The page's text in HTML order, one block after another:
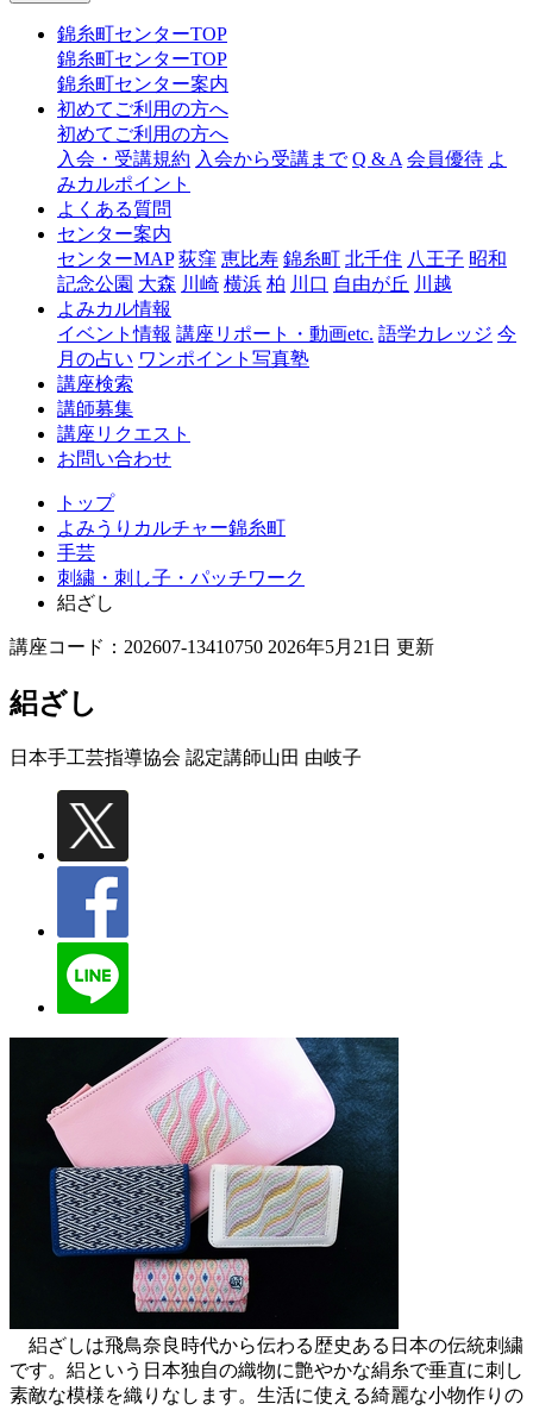
ャ
糸
錦糸町センターTOP
錦糸町センターTOP
錦糸町センター案内
初めてご利用の方へ
初めてご利用の方へ
入会・受講規約 入会から受講まで Q & A 会員優待 よ
みカルポイント
よくある質問
センター案内
センターMAP 荻窪 恵比寿 錦糸町 北千住 八王子 昭和
記念公園 大森 川崎 横浜 柏 川口 自由が丘 川越
よみカル情報
イベント情報 講座リポート・動画etc. 語学カレッジ 今
月の占い ワンポイント写真塾
講座検索
講師募集
講座リクエスト
お問い合わせ
トップ
よみうりカルチャー錦糸町
手芸
刺繍・刺し子・パッチワーク
絽ざし
講座コード：202607-13410750 2026年5月21日 更新
絽ざし
日本手工芸指導協会 認定講師山田 由岐子
絽ざしは飛鳥奈良時代から伝わる歴史ある日本の伝統刺繍
です。絽という日本独自の織物に艶やかな絹糸で垂直に刺し
素敵な模様を織りなします。生活に使える綺麗な小物作りの